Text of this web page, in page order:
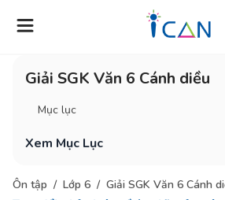
Giải SGK Văn 6 Cánh diều
Mục lục
Xem Mục Lục
Ôn tập Lớp 6 Giải SGK Văn 6 Cánh